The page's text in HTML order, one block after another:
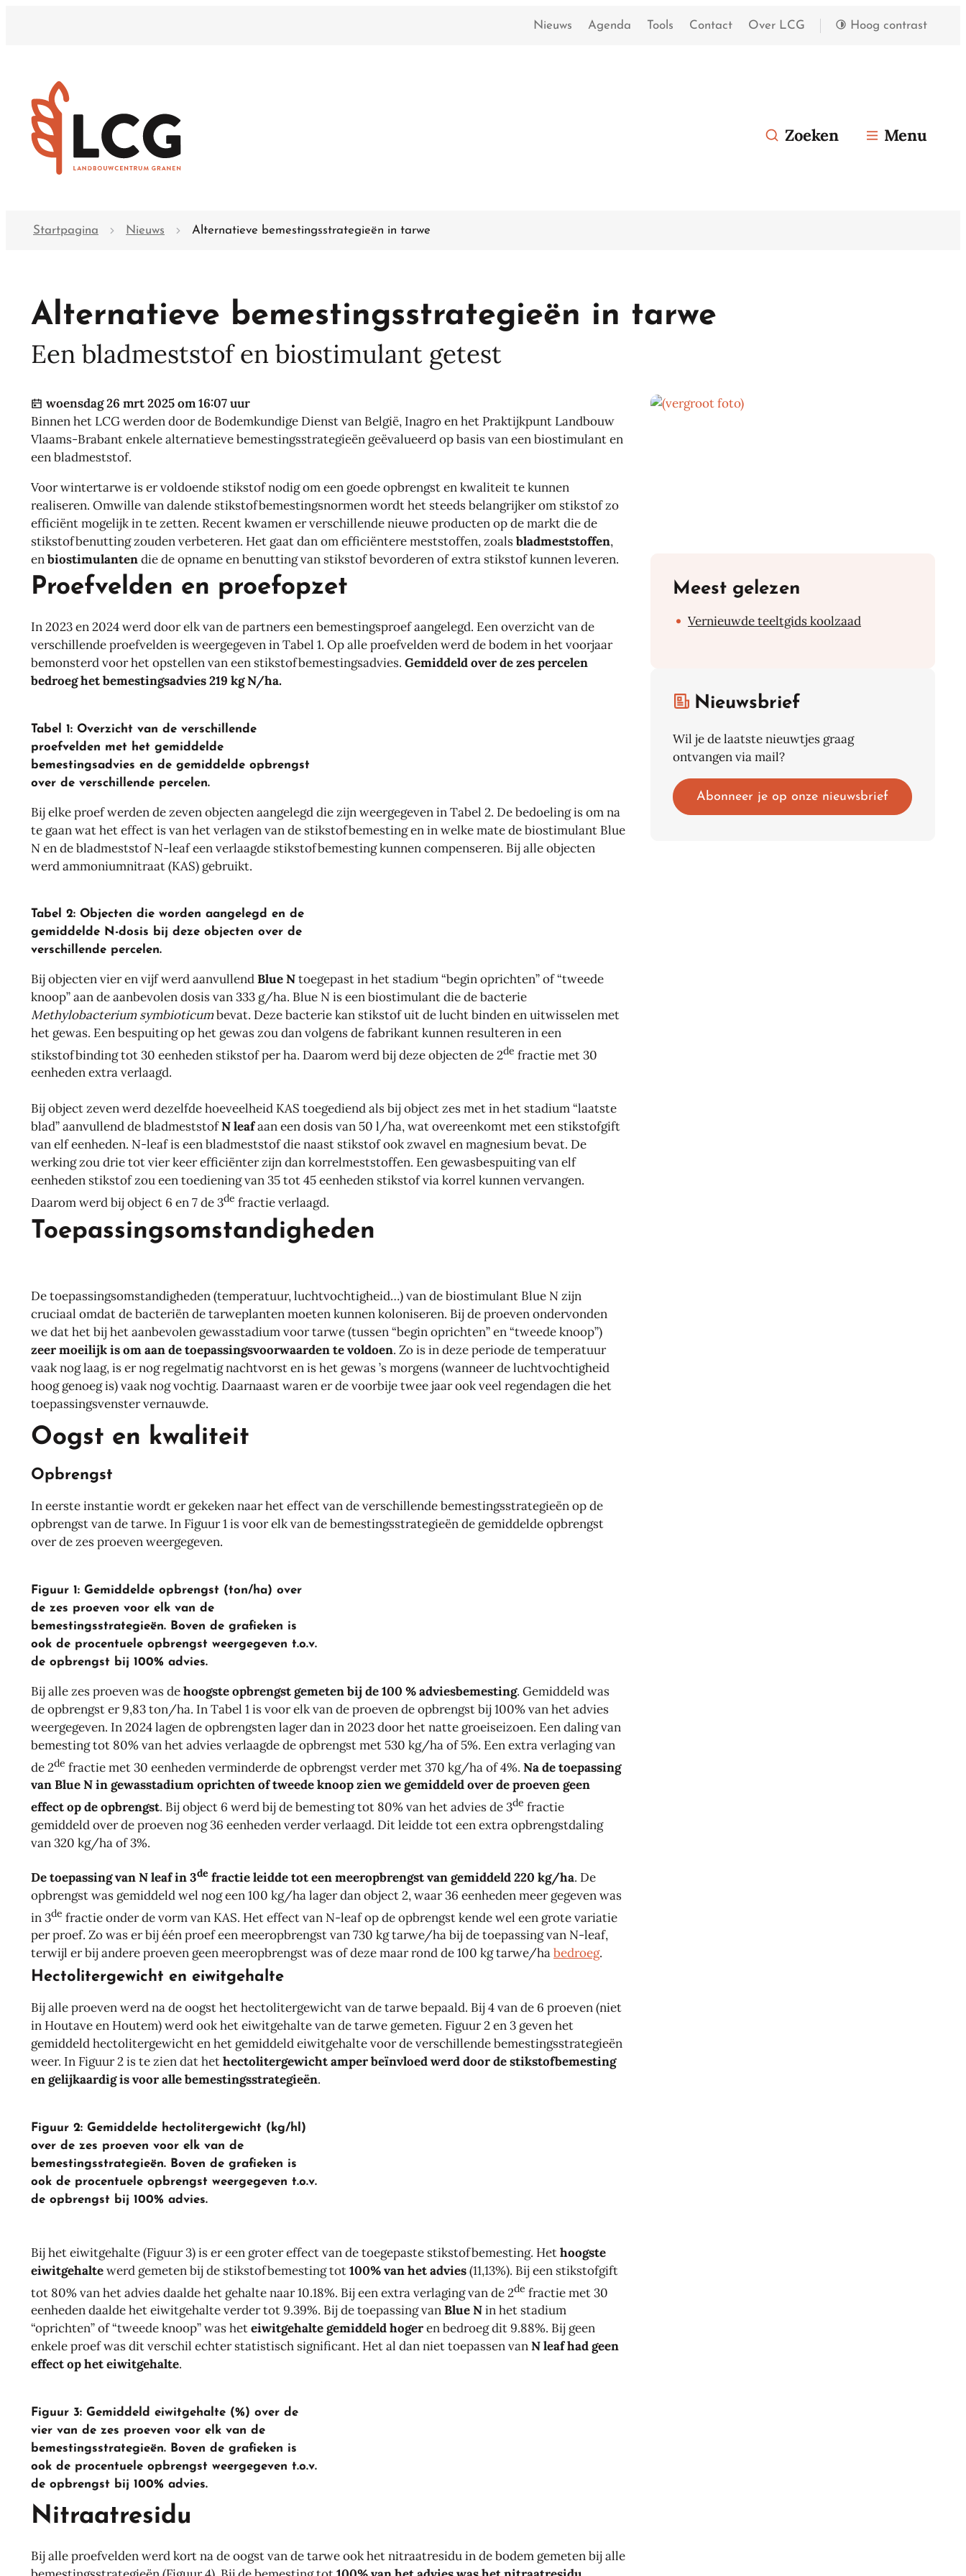
Nieuws Agenda Tools Contact Over LCG Hoog contrast
Landbouwcentrum granen
Zoeken Menu
Startpagina Nieuws Alternatieve bemestingsstrategieën in tarwe
Alternatieve bemestingsstrategieën in tarwe
Een bladmeststof en biostimulant getest
Gepubliceerd op
woensdag 26 mrt 2025 om 16:07 uur
Binnen het LCG werden door de Bodemkundige Dienst van België, Inagro en het Praktijkpunt Landbouw
Vlaams-Brabant enkele alternatieve bemestingsstrategieën geëvalueerd op basis van een biostimulant en
een bladmeststof.
Voor wintertarwe is er voldoende stikstof nodig om een goede opbrengst en kwaliteit te kunnen
realiseren. Omwille van dalende stikstofbemestingsnormen wordt het steeds belangrijker om stikstof zo
efficiënt mogelijk in te zetten. Recent kwamen er verschillende nieuwe producten op de markt die de
stikstofbenutting zouden verbeteren. Het gaat dan om efficiëntere meststoffen, zoalsbladmeststoffen,
enbiostimulantendie de opname en benutting van stikstof bevorderen of extra stikstof kunnen leveren.
Proefvelden en proefopzet
In 2023 en 2024 werd door elk van de partners een bemestingsproef aangelegd. Een overzicht van de
verschillende proefvelden is weergegeven in Tabel 1. Op alle proefvelden werd de bodem in het voorjaar
bemonsterd voor het opstellen van een stikstofbemestingsadvies. Gemiddeld over de zes percelen
bedroeg het bemestingsadvies 219 kg N/ha.
Tabel 1: Overzicht van de verschillende
proefvelden met het gemiddelde
bemestingsadvies en de gemiddelde opbrengst
over de verschillende percelen.
Bij elke proef werden de zeven objecten aangelegd die zijn weergegeven in Tabel 2. De bedoeling is om na
te gaan wat het effect is van het verlagen van de stikstofbemesting en in welke mate de biostimulant Blue
N en de bladmeststof N-leaf een verlaagde stikstofbemesting kunnen compenseren. Bij alle objecten
werd ammoniumnitraat (KAS) gebruikt.
Tabel 2: Objecten die worden aangelegd en de
gemiddelde N-dosis bij deze objecten over de
verschillende percelen.
Bij objecten vier en vijf werd aanvullendBlue Ntoegepast in het stadium “begin oprichten” of “tweede
knoop” aan de aanbevolen dosis van 333 g/ha. Blue N is een biostimulant die de bacterie
Methylobacterium symbioticumbevat. Deze bacterie kan stikstof uit de lucht binden en uitwisselen met
het gewas. Een bespuiting op het gewas zou dan volgens de fabrikant kunnen resulteren in een
stikstofbinding tot 30 eenheden stikstof per ha. Daarom werd bij deze objecten de 2de fractie met 30
eenheden extra verlaagd.
Bij object zeven werd dezelfde hoeveelheid KAS toegediend als bij object zes met in het stadium “laatste
blad” aanvullend de bladmeststofN leafaan een dosis van 50 l/ha, wat overeenkomt met een stikstofgift
van elf eenheden. N-leaf is een bladmeststof die naast stikstof ook zwavel en magnesium bevat. De
werking zou drie tot vier keer efficiënter zijn dan korrelmeststoffen. Een gewasbespuiting van elf
eenheden stikstof zou een toediening van 35 tot 45 eenheden stikstof via korrel kunnen vervangen.
Daarom werd bij object 6 en 7 de 3de fractie verlaagd.
Toepassingsomstandigheden
De toepassingsomstandigheden (temperatuur, luchtvochtigheid…) van de biostimulant Blue N zijn
cruciaal omdat de bacteriën de tarweplanten moeten kunnen koloniseren. Bij de proeven ondervonden
we dat het bij het aanbevolen gewasstadium voor tarwe (tussen “begin oprichten” en “tweede knoop”)
zeer moeilijk is om aan de toepassingsvoorwaarden te voldoen. Zo is in deze periode de temperatuur
vaak nog laag, is er nog regelmatig nachtvorst en is het gewas ’s morgens (wanneer de luchtvochtigheid
hoog genoeg is) vaak nog vochtig. Daarnaast waren er de voorbije twee jaar ook veel regendagen die het
toepassingsvenster vernauwde.
Oogst en kwaliteit
Opbrengst
In eerste instantie wordt er gekeken naar het effect van de verschillende bemestingsstrategieën op de
opbrengst van de tarwe. In Figuur 1 is voor elk van de bemestingsstrategieën de gemiddelde opbrengst
over de zes proeven weergegeven.
Figuur 1: Gemiddelde opbrengst (ton/ha) over
de zes proeven voor elk van de
bemestingsstrategieën. Boven de grafieken is
ook de procentuele opbrengst weergegeven t.o.v.
de opbrengst bij 100% advies.
Bij alle zes proeven was dehoogste opbrengst gemeten bij de 100 % adviesbemesting. Gemiddeld was
de opbrengst er 9,83 ton/ha. In Tabel 1 is voor elk van de proeven de opbrengst bij 100% van het advies
weergegeven. In 2024 lagen de opbrengsten lager dan in 2023 door het natte groeiseizoen. Een daling van
bemesting tot 80% van het advies verlaagde de opbrengst met 530 kg/ha of 5%. Een extra verlaging van
de 2de fractie met 30 eenheden verminderde de opbrengst verder met 370 kg/ha of 4%. Na de toepassing
van Blue N in gewasstadium oprichten of tweede knoop zien we gemiddeld over de proeven geen
effect op de opbrengst. Bij object 6 werd bij de bemesting tot 80% van het advies de 3de fractie
gemiddeld over de proeven nog 36 eenheden verder verlaagd. Dit leidde tot een extra opbrengstdaling
van 320 kg/ha of 3%.
De toepassing van N leaf in 3de fractie leidde tot een meeropbrengst van gemiddeld 220 kg/ha. De
opbrengst was gemiddeld wel nog een 100 kg/ha lager dan object 2, waar 36 eenheden meer gegeven was
in 3de fractie onder de vorm van KAS. Het effect van N-leaf op de opbrengst kende wel een grote variatie
per proef. Zo was er bij één proef een meeropbrengst van 730 kg tarwe/ha bij de toepassing van N-leaf,
terwijl er bij andere proeven geen meeropbrengst was of deze maar rond de 100 kg tarwe/habedroeg.
Hectolitergewicht en eiwitgehalte
Bij alle proeven werd na de oogst het hectolitergewicht van de tarwe bepaald. Bij 4 van de 6 proeven (niet
in Houtave en Houtem) werd ook het eiwitgehalte van de tarwe gemeten. Figuur 2 en 3 geven het
gemiddeld hectolitergewicht en het gemiddeld eiwitgehalte voor de verschillende bemestingsstrategieën
weer. In Figuur 2 is te zien dat hethectolitergewicht amper beïnvloed werd door de stikstofbemesting
en gelijkaardig is voor alle bemestingsstrategieën.
Figuur 2: Gemiddelde hectolitergewicht (kg/hl)
over de zes proeven voor elk van de
bemestingsstrategieën. Boven de grafieken is
ook de procentuele opbrengst weergegeven t.o.v.
de opbrengst bij 100% advies.
Bij het eiwitgehalte (Figuur 3) is er een groter effect van de toegepaste stikstofbemesting. Hethoogste
eiwitgehaltewerd gemeten bij de stikstofbemesting tot100% van het advies(11,13%). Bij een stikstofgift
tot 80% van het advies daalde het gehalte naar 10.18%. Bij een extra verlaging van de 2de fractie met 30
eenheden daalde het eiwitgehalte verder tot 9.39%. Bij de toepassing vanBlue Nin het stadium
“oprichten” of “tweede knoop” was heteiwitgehalte gemiddeld hogeren bedroeg dit 9.88%. Bij geen
enkele proef was dit verschil echter statistisch significant. Het al dan niet toepassen vanN leaf had geen
effect op het eiwitgehalte.
Figuur 3: Gemiddeld eiwitgehalte (%) over de
vier van de zes proeven voor elk van de
bemestingsstrategieën. Boven de grafieken is
ook de procentuele opbrengst weergegeven t.o.v.
de opbrengst bij 100% advies.
Nitraatresidu
Bij alle proefvelden werd kort na de oogst van de tarwe ook het nitraatresidu in de bodem gemeten bij alle
Meest gelezen
Vernieuwde teeltgids koolzaad
Nieuwsbrief
Wil je de laatste nieuwtjes graag
ontvangen via mail?
Abonneer je op onze nieuwsbrief